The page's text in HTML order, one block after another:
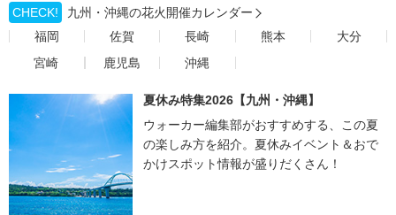
CHECK!
九州・沖縄の花火開催カレンダー
福岡
佐賀 長崎 熊本
大分
宮崎
鹿児島 沖縄
夏休み特集2026【九州・沖縄】
ウォーカー編集部がおすすめする、この夏
の楽しみ方を紹介。夏休みイベント＆おで
かけスポット情報が盛りだくさん！